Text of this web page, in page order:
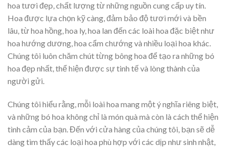
hoa tươi đẹp, chất lượng từ những nguồn cung cấp uy tín.
Hoa được lựa chọn kỹ càng, đảm bảo độ tươi mới và bền
lâu, từ hoa hồng, hoa ly, hoa lan đến các loài hoa đặc biệt như
hoa hướng dương, hoa cẩm chướng và nhiều loại hoa khác.
Chúng tôi luôn chăm chút từng bông hoa để tạo ra những bó
hoa đẹp nhất, thể hiện được sự tinh tế và lòng thành của
người gửi.
Chúng tôi hiểu rằng, mỗi loài hoa mang một ý nghĩa riêng biệt,
và những bó hoa không chỉ là món quà mà còn là cách thể hiện
tình cảm của bạn. Đến với cửa hàng của chúng tôi, bạn sẽ dễ
dàng tìm thấy các loại hoa phù hợp với các dịp như sinh nhật,